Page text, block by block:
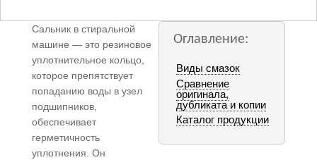
Оглавление:
Виды смазок
Сравнение
оригинала,
дубликата и копии
Каталог продукции
Сальник в стиральной
машине — это резиновое
уплотнительное кольцо,
которое препятствует
попаданию воды в узел
подшипников,
обеспечивает
герметичность
уплотнения. Он